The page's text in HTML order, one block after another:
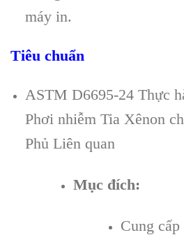
máy in.
Tiêu chuẩn
ASTM D6695-24 Thực
Phơi nhiễm Tia Xênon
Phủ Liên quan
Mục đích:
Cung